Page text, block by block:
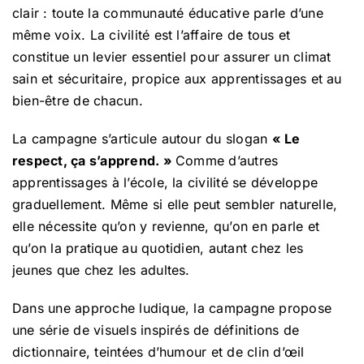
clair : toute la communauté éducative parle d’une
même voix. La civilité est l’affaire de tous et
constitue un levier essentiel pour assurer un climat
sain et sécuritaire, propice aux apprentissages et au
bien-être de chacun.
La campagne s’articule autour du slogan « Le
respect, ça s’apprend. » Comme d’autres
apprentissages à l’école, la civilité se développe
graduellement. Même si elle peut sembler naturelle,
elle nécessite qu’on y revienne, qu’on en parle et
qu’on la pratique au quotidien, autant chez les
jeunes que chez les adultes.
Dans une approche ludique, la campagne propose
une série de visuels inspirés de définitions de
dictionnaire, teintées d’humour et de clin d’œil